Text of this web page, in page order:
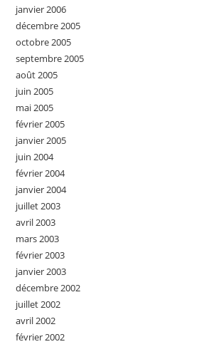
janvier 2006
décembre 2005
octobre 2005
septembre 2005
août 2005
juin 2005
mai 2005
février 2005
janvier 2005
juin 2004
février 2004
janvier 2004
juillet 2003
avril 2003
mars 2003
février 2003
janvier 2003
décembre 2002
juillet 2002
avril 2002
février 2002